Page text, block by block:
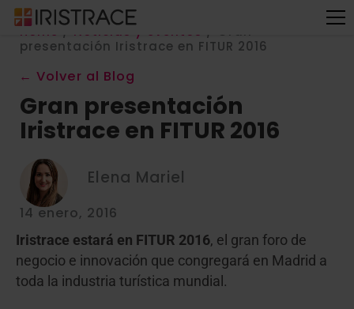
Home / Noticias y eventos /
Gran
presentación Iristrace en FITUR 2016
← Volver al Blog
Gran presentación
Iristrace en FITUR 2016
Elena Mariel
14 enero, 2016
Iristrace estará en FITUR 2016, el gran foro de
negocio e innovación que congregará en Madrid a
toda la industria turística mundial.